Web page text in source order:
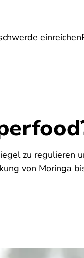
einreichen
Reise
zu regulieren
von Moringa